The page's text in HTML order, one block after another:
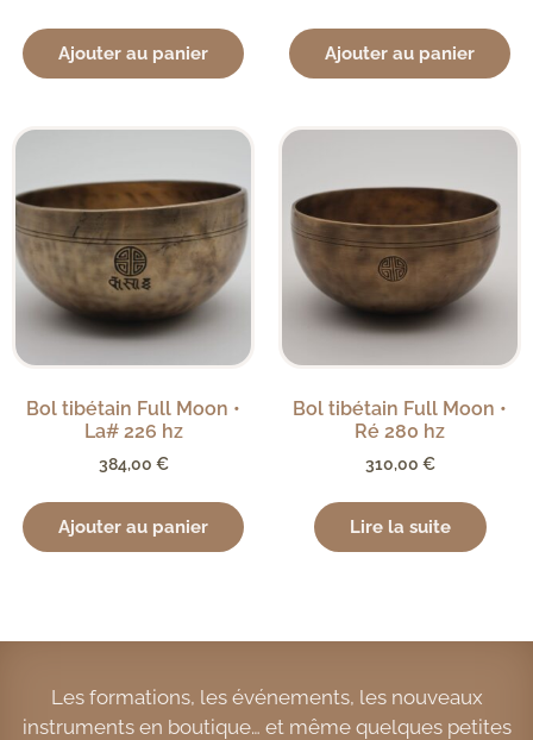
Ajouter au panier Ajouter au panier
Bol tibétain Full Moon •
La# 226 hz
384,00 €
Ajouter au panier
Bol tibétain Full Moon •
Ré 280 hz
310,00 €
Lire la suite
Les formations, les événements, les nouveaux
instruments en boutique… et même quelques petites